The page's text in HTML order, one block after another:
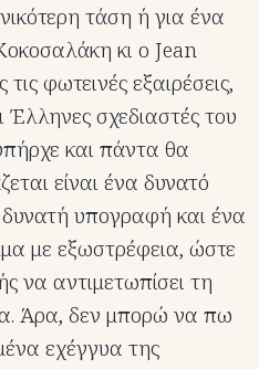
τάση ή για ένα
κι ο Jean
φωτεινές εξαιρέσεις,
Έλληνες σχεδιαστές του
και πάντα θα
είναι ένα δυνατό
δυνατή υπογραφή και ένα
με εξωστρέφεια, ώστε
να αντιμετωπίσει τη
Άρα, δεν μπορώ να πω
εχέγγυα της